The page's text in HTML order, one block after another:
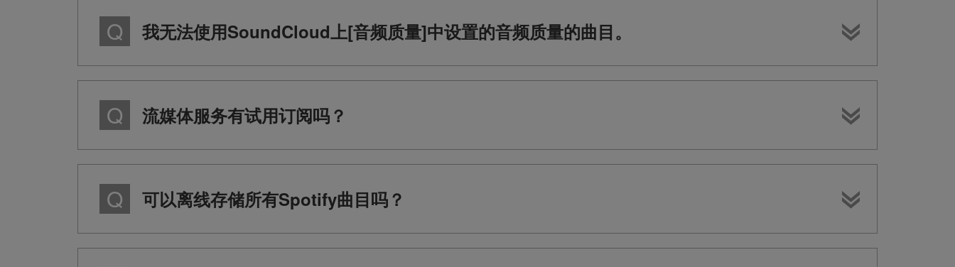
我无法使用SoundCloud上[音频质量]中设置的音频质量的曲目。
流媒体服务有试用订阅吗？
可以离线存储所有Spotify曲目吗？